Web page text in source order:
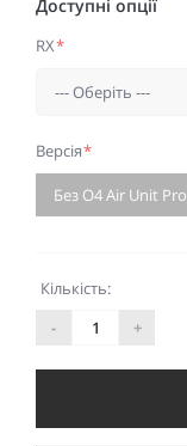
Доступні опції
RX*
Версія*
Без O4 Air Unit Pro
Кількість:
-
+